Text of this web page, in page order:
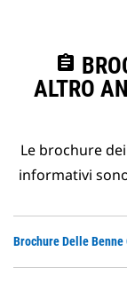
assignment
ALTRO
Le brochure
informativi
Brochure Delle